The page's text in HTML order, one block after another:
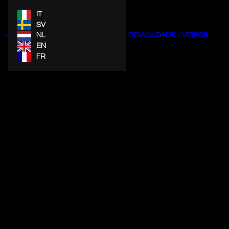
IT
SV
NL
EN
FR
DOWNLOADS / VIDEOS